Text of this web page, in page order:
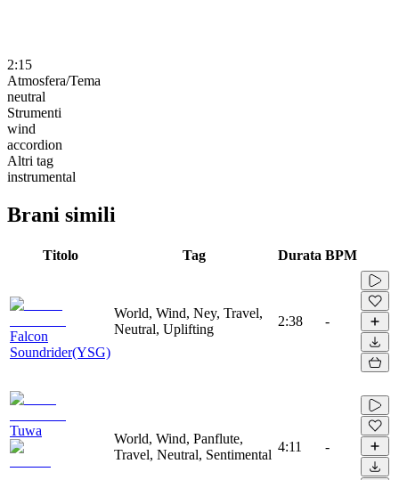
2:15
Atmosfera/Tema
neutral
Strumenti
wind
accordion
Altri tag
instrumental
Brani simili
Titolo Tag Durata BPM
Falcon
Soundrider(YSG)
World, Wind, Ney, Travel,
Neutral, Uplifting
2:38 -
Tuwa
World, Wind, Panflute,
Travel, Neutral, Sentimental
4:11 -